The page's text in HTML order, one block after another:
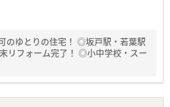
のゆとりの住宅！ ◎坂戸駅・若葉駅
リフォーム完了！ ◎小中学校・スー